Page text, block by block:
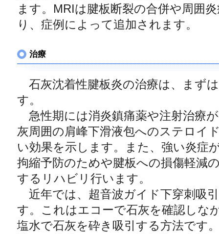
ます。MRIは腱板断裂の合併や周囲
り、症例によって追加されます。
治療
石灰沈着性腱板炎の治療は、まず
す。
急性期には消炎鎮痛薬や注射治療
灰周囲の肩峰下滑液包へのステロイ
い効果を示します。また、強い炎症
拘縮予防のためや腱板への損傷軽減
するリハビリ行います。
近年では、超音波ガイド下穿刺吸
す。これはエコーで石灰を確認しな
塩水で石灰を砕き吸引する方法です